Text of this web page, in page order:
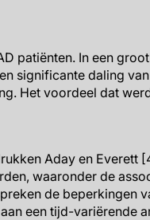
patiënten. In een
significante daling
Het voordeel dat
Aday en Everett
waaronder de
de beperkingen
een tijd-variërende